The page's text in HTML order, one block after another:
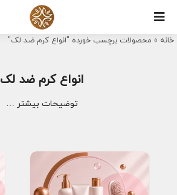
Skip
content
خانه » محصولات برچسب خورده "انواع کرم ضد لک"
انواع کرم ضد لک
توضیحات بیشتر …